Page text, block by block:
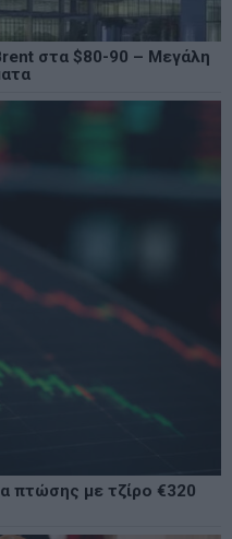
στα $80-90 – Μεγάλη
πτώσης με τζίρο €320